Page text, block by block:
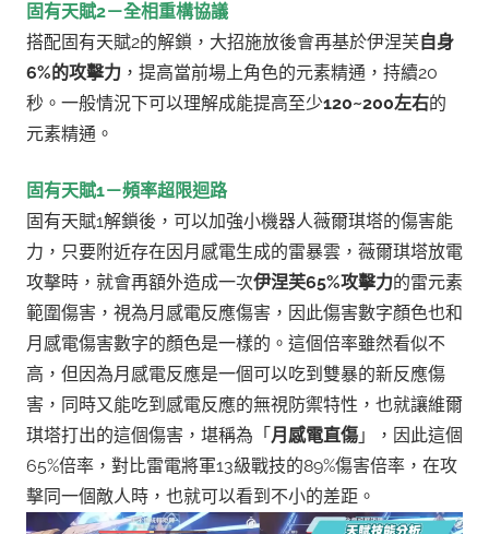
固有天賦2－全相重構協議
搭配固有天賦2的解鎖，大招施放後會再基於伊涅芙自身
6%的攻擊力 ，提高當前場上角色的元素精通，持續20
秒。一般情況下可以理解成能提高至少120~200左右的
元素精通。
固有天賦1－頻率超限迴路
固有天賦1解鎖後，可以加強小機器人薇爾琪塔的傷害能
力，只要附近存在因月感電生成的雷暴雲，薇爾琪塔放電
攻擊時，就會再額外造成一次伊涅芙65%攻擊力的雷元素
範圍傷害， 視為月感電反應傷害，因此傷害數字顏色也和
月感電傷害數字的顏色是一樣的。 這個倍率雖然看似不
高，但因為月感電反應是一個可以吃到雙暴的新反應傷
害，同時又能吃到感電反應的無視防禦特性，也就讓維爾
琪塔打出的這個傷害，堪稱為「 月感電直傷 」，因此這個
65%倍率，對比雷電將軍13級戰技的89%傷害倍率，在攻
擊同一個敵人時，也就可以看到不小的差距。